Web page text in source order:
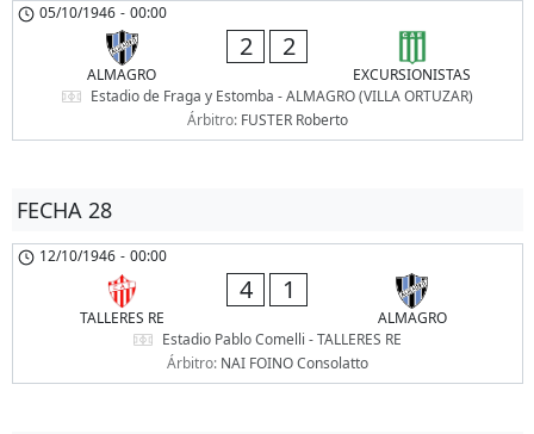
05/10/1946 - 00:00
ALMAGRO
2 2
EXCURSIONISTAS
Estadio de Fraga y Estomba - ALMAGRO (VILLA ORTUZAR)
Árbitro: FUSTER Roberto
FECHA 28
12/10/1946 - 00:00
TALLERES RE
4 1
ALMAGRO
Estadio Pablo Comelli - TALLERES RE
Árbitro: NAI FOINO Consolatto